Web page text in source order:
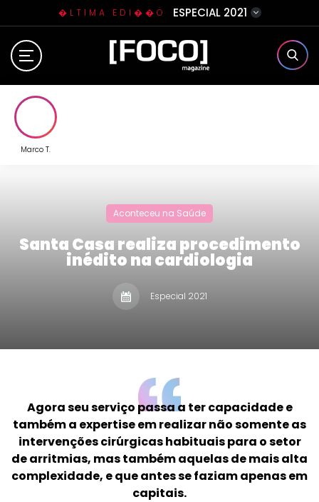
�LTIMA EDI��O ESPECIAL 2021
Home
Contato
Marco T.
Aconteceu na Saúde
Santa Casa realiza procedimento
inédito na cardiologia
Especial 2021
Agora seu serviço passa a ter capacidade e
também a expertise em realizar não somente as
intervenções cirúrgicas habituais para o setor
de arritmias, mas também aquelas de mais alta
complexidade, e que antes se faziam apenas em
capitais.